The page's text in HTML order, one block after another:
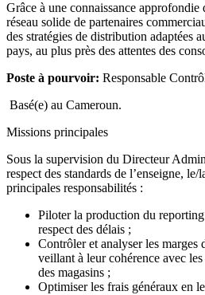
Grâce à une connaissance approfondie
réseau solide de partenaires
des stratégies de distribution adaptées
pays, au plus près des attentes des
Poste à pourvoir: Responsable
Basé(e) au Cameroun.
Missions principales
Sous la supervision du Directeur
respect des standards de l’enseigne,
principales responsabilités :
Piloter la production du
respect des délais ;
Contrôler et analyser les marges
veillant à leur cohérence avec
des magasins ;
Optimiser les frais généraux en